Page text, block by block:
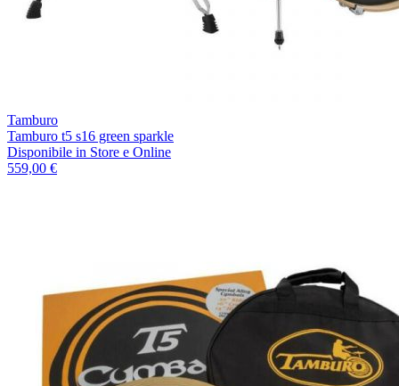
Tamburo
Tamburo t5 s16 green sparkle
Disponibile in Store e Online
559,00 €